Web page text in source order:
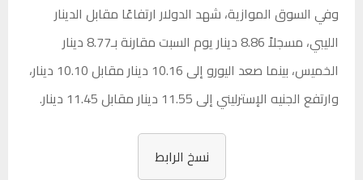
وفي السوق الموازية، شهد الدولار ارتفاعًا مقابل الدينار
الليبي، مسجلاً 8.86 دينار يوم السبت مقارنة بـ8.77 دينار
الخميس، بينما صعد اليورو إلى 10.16 دينار مقابل 10.10 دينار،
وارتفع الجنيه الإسترليني إلى 11.55 دينار مقابل 11.45 دينار.
نسخ الرابط